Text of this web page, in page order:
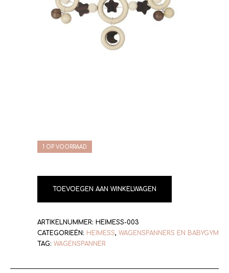
1 OP VOORRAAD
TOEVOEGEN AAN WINKELWAGEN
ARTIKELNUMMER: HEIMESS-003
CATEGORIEËN: HEIMESS, WAGENSPANNERS EN BABYGYM
TAG: WAGENSPANNER